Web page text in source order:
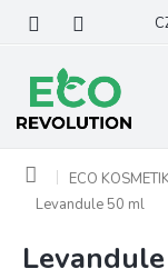
obsah
Domů ECO
Levandule 50 ml